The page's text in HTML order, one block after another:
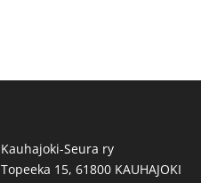
Kauhajoki-Seura ry
Topeeka 15, 61800 KAUHAJOKI